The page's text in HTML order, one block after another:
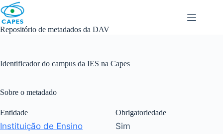
Skip
to
content
Repositório de metadados da DAV
Identificador do campus da IES na Capes
Sobre o metadado
Entidade
Instituição de Ensino
Obrigatoriedade
Sim